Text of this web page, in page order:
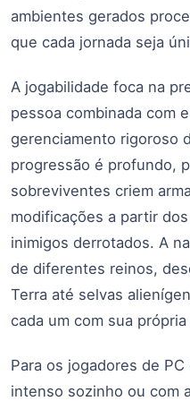
ambientes gerados
que cada jornada seja
A jogabilidade foca na
pessoa combinada com
gerenciamento rigoroso
progressão é profundo,
sobreviventes criem
modificações a partir
inimigos derrotados. A
de diferentes reinos,
Terra até selvas
cada um com sua
Para os jogadores de
intenso sozinho ou com